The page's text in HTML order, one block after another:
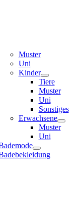
Muster
Uni
Kinder
Tiere
Muster
Uni
Sonstiges
Erwachsene
Muster
Uni